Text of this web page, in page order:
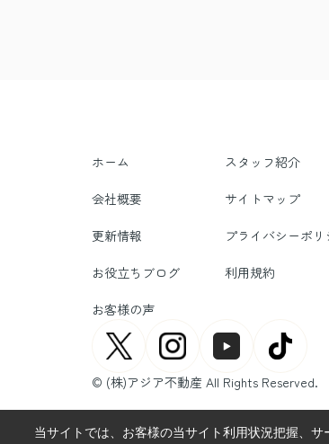
ホーム スタッフ紹介
会社概要 サイトマップ
更新情報 プライバシーポリ
お役立ちブログ 利用規約
お客様の声
© (株)アジア不動産 All Rights Reserved.
当サイトでは、お客様の当サイト利用状況把握、